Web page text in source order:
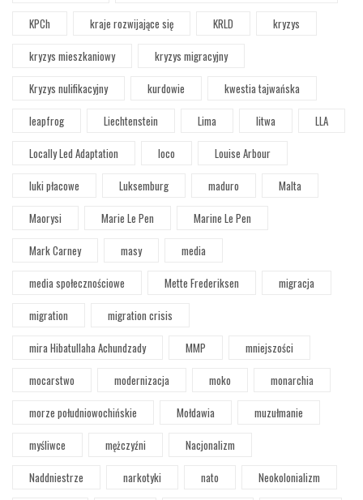
KPCh
kraje rozwijające się KRLD
kryzys
kryzys mieszkaniowy
kryzys migracyjny
Kryzys nulifikacyjny
kurdowie
kwestia tajwańska
leapfrog
Liechtenstein Lima litwa
LLA
Locally Led Adaptation
loco
Louise Arbour
luki płacowe
Luksemburg maduro
Malta
Maorysi
Marie Le Pen
Marine Le Pen
Mark Carney
masy
media
media społecznościowe
Mette Frederiksen
migracja
migration
migration crisis
mira Hibatullaha Achundzady
MMP
mniejszości
mocarstwo
modernizacja moko
monarchia
morze południowochińskie
Mołdawia
muzułmanie
myśliwce
mężczyźni
Nacjonalizm
Naddniestrze
narkotyki nato
Neokolonializm